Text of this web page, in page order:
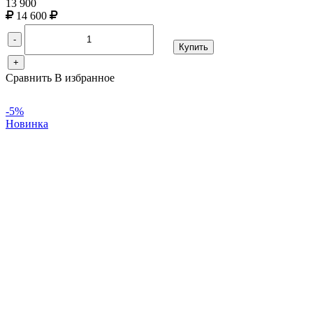
13 900
14 600
-
+
Купить
Сравнить В избранное
-5%
Новинка